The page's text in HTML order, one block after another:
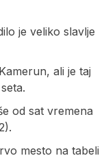
je veliko slavlje
ali je taj
od sat vremena
mesto na tabeli